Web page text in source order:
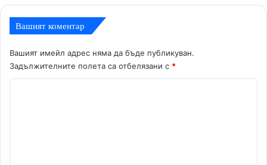
Вашият коментар
Вашият имейл адрес няма да бъде публикуван.
Задължителните полета са отбелязани с *